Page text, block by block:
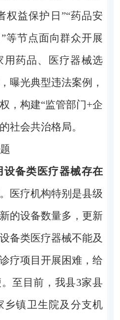
权益保护日”“药品安
等节点面向群众开展
用药品、医疗器械选
曝光典型违法案例，
，构建“监管部门+企
社会共治格局。
设备类医疗器械存在
。
医疗机构特别是县级
的设备数量多，更新
备类医疗器械不能及
疗项目开展困难，给
至目前，我县3家县
乡镇卫生院及分支机